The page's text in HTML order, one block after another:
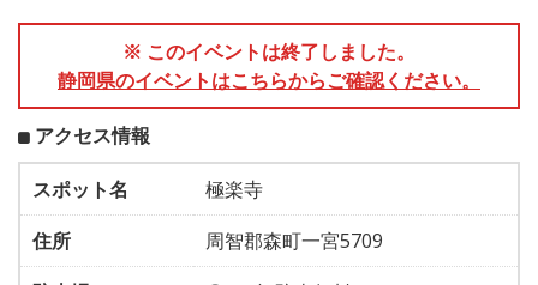
※ このイベントは終了しました。
静岡県のイベントはこちらからご確認ください。
アクセス情報
スポット名
極楽寺
住所
周智郡森町一宮5709